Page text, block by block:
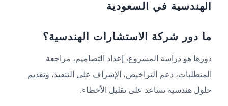
الهندسية في السعودية
ما دور شركة الاستشارات الهندسية؟
دورها هو دراسة المشروع، إعداد التصاميم، مراجعة
المتطلبات، دعم التراخيص، الإشراف على التنفيذ، وتقديم
حلول هندسية تساعد على تقليل الأخطاء.